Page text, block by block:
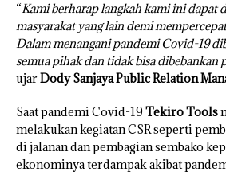
“Kami berharap langkah kami ini dapat
masyarakat yang lain demi
Dalam menangani pandemi Covid-19
semua pihak dan tidak bisa dibebankan
ujarDody Sanjaya Public Relation
Saat pandemi Covid-19Tekiro Tools
melakukan kegiatan CSR seperti
di jalanan dan pembagian sembako
ekonominya terdampak akibat